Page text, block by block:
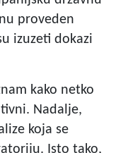
proveden
izuzeti dokazi
kako netko
Nadalje,
koja se
Isto tako,